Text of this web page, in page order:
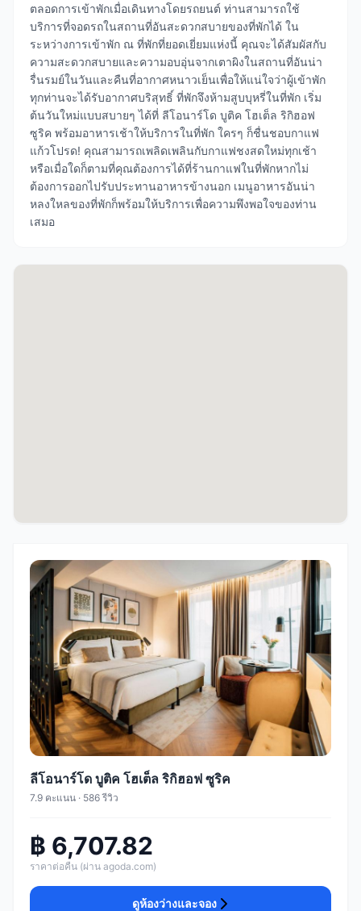
ตลอดการเข้าพักเมื่อเดินทางโดยรถยนต์ ท่านสามารถใช้
บริการที่จอดรถในสถานที่อันสะดวกสบายของที่พักได้ ใน
ระหว่างการเข้าพัก ณ ที่พักที่ยอดเยี่ยมแห่งนี้ คุณจะได้สัมผัสกับ
ความสะดวกสบายและความอบอุ่นจากเตาผิงในสถานที่อันน่า
รื่นรมย์ในวันและคืนที่อากาศหนาวเย็นเพื่อให้แน่ใจว่าผู้เข้าพัก
ทุกท่านจะได้รับอากาศบริสุทธิ์ ที่พักจึงห้ามสูบบุหรี่ในที่พัก เริ่ม
ต้นวันใหม่แบบสบายๆ ได้ที่ ลีโอนาร์โด บูติค โฮเต็ล ริกิฮอฟ
ซูริค พร้อมอาหารเช้าให้บริการในที่พัก ใครๆ ก็ชื่นชอบกาแฟ
แก้วโปรด! คุณสามารถเพลิดเพลินกับกาแฟชงสดใหม่ทุกเช้า
หรือเมื่อใดก็ตามที่คุณต้องการได้ที่ร้านกาแฟในที่พักหากไม่
ต้องการออกไปรับประทานอาหารข้างนอก เมนูอาหารอันน่า
หลงใหลของที่พักก็พร้อมให้บริการเพื่อความพึงพอใจของท่าน
เสมอ
ลีโอนาร์โด บูติค โฮเต็ล ริกิฮอฟ ซูริค
7.9 คะแนน · 586 รีวิว
฿ 6,707.82
ราคาต่อคืน (ผ่าน agoda.com)
ดูห้องว่างและจอง